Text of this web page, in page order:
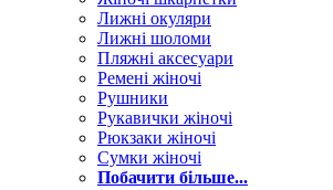
Лижні окуляри
Лижні шоломи
Пляжні аксесуари
Ремені жіночі
Рушники
Рукавички жіночі
Рюкзаки жіночі
Сумки жіночі
Побачити більше...